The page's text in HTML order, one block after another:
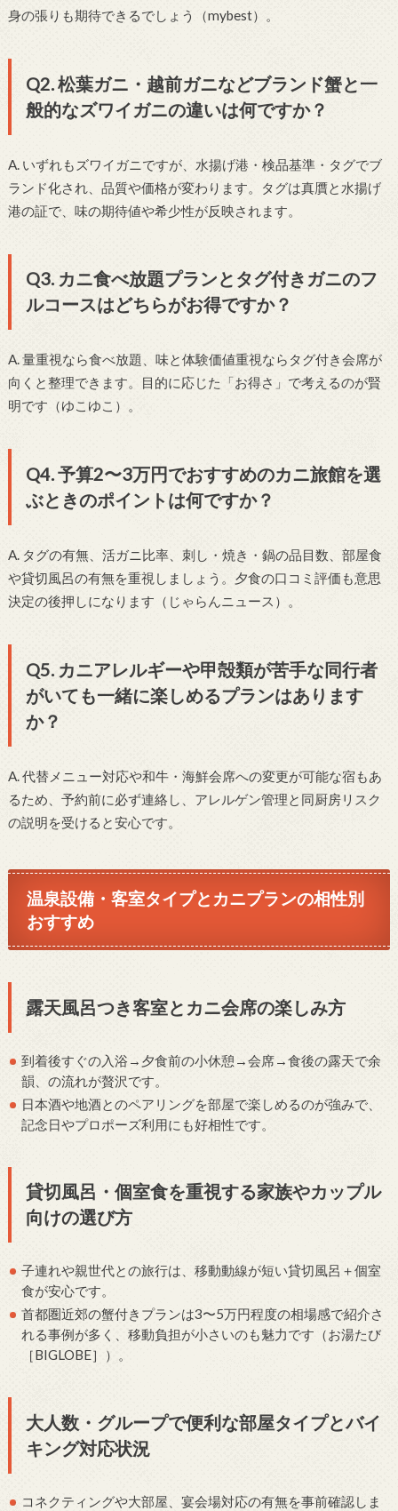
身の張りも期待できるでしょう（mybest）。
Q2. 松葉ガニ・越前ガニなどブランド蟹と一
般的なズワイガニの違いは何ですか？
A. いずれもズワイガニですが、水揚げ港・検品基準・タグでブ
ランド化され、品質や価格が変わります。タグは真贋と水揚げ
港の証で、味の期待値や希少性が反映されます。
Q3. カニ食べ放題プランとタグ付きガニのフ
ルコースはどちらがお得ですか？
A. 量重視なら食べ放題、味と体験価値重視ならタグ付き会席が
向くと整理できます。目的に応じた「お得さ」で考えるのが賢
明です（ゆこゆこ）。
Q4. 予算2〜3万円でおすすめのカニ旅館を選
ぶときのポイントは何ですか？
A. タグの有無、活ガニ比率、刺し・焼き・鍋の品目数、部屋食
や貸切風呂の有無を重視しましょう。夕食の口コミ評価も意思
決定の後押しになります（じゃらんニュース）。
Q5. カニアレルギーや甲殻類が苦手な同行者
がいても一緒に楽しめるプランはあります
か？
A. 代替メニュー対応や和牛・海鮮会席への変更が可能な宿もあ
るため、予約前に必ず連絡し、アレルゲン管理と同厨房リスク
の説明を受けると安心です。
温泉設備・客室タイプとカニプランの相性別
おすすめ
露天風呂つき客室とカニ会席の楽しみ方
到着後すぐの入浴→夕食前の小休憩→会席→食後の露天で余
韻、の流れが贅沢です。
日本酒や地酒とのペアリングを部屋で楽しめるのが強みで、
記念日やプロポーズ利用にも好相性です。
貸切風呂・個室食を重視する家族やカップル
向けの選び方
子連れや親世代との旅行は、移動動線が短い貸切風呂＋個室
食が安心です。
首都圏近郊の蟹付きプランは3〜5万円程度の相場感で紹介さ
れる事例が多く、移動負担が小さいのも魅力です（お湯たび
［BIGLOBE］）。
大人数・グループで便利な部屋タイプとバイ
キング対応状況
コネクティングや大部屋、宴会場対応の有無を事前確認しま